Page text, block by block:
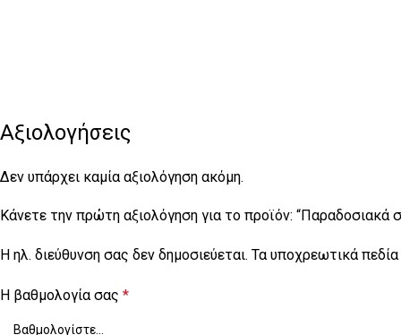
Αξιολογήσεις
Δεν υπάρχει καμία αξιολόγηση ακόμη.
Κάνετε την πρώτη αξιολόγηση για το προϊόν: “Παραδοσιακά
Η ηλ. διεύθυνση σας δεν δημοσιεύεται. Τα υποχρεωτικά
Η βαθμολογία σας *